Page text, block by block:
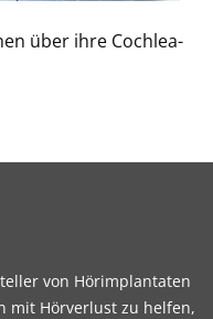
über ihre Cochlea-
von Hörimplantaten
mit Hörverlust zu helfen,